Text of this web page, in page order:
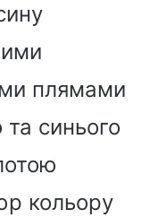
плямами
та синього
кольору